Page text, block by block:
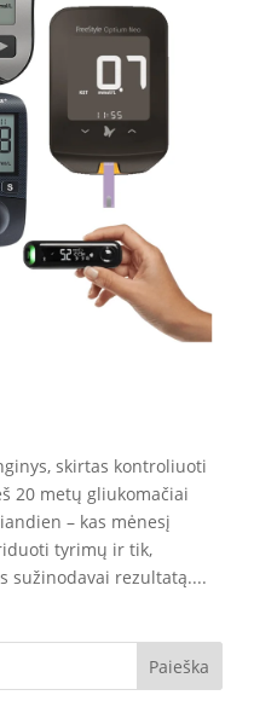
skirtas kontroliuoti
20 metų gliukomačiai
– kas mėnesį
tyrimų ir tik,
sužinodavai rezultatą....